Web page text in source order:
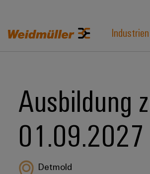
Industrien
Ausbildung
01.09.2027
Detmold